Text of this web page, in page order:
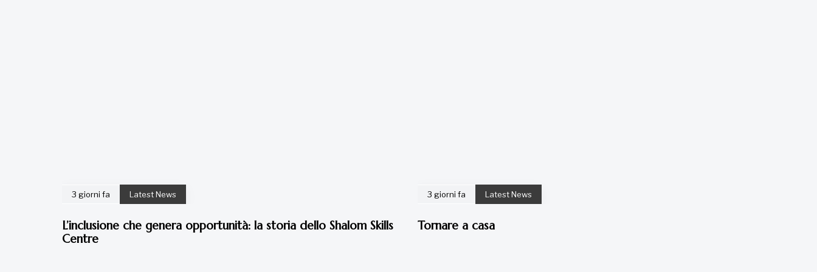
3 giorni fa Latest News
L’inclusione che genera opportunità: la storia dello Shalom Skills
Centre
3 giorni fa Latest News
Tornare a casa